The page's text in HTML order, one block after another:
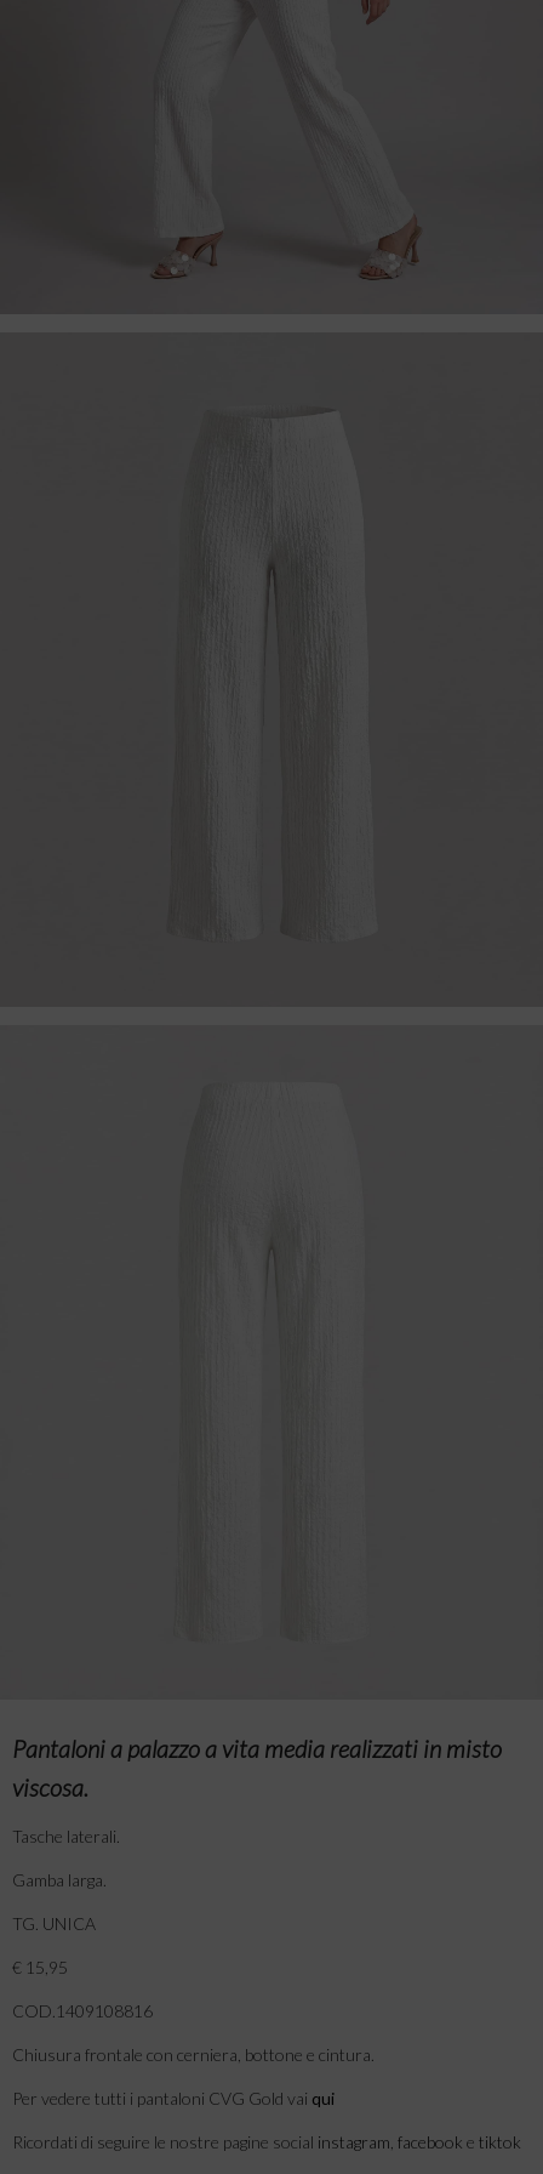
Pantaloni a palazzo a vita media realizzati in misto
viscosa.
Tasche laterali.
Gamba larga.
TG. UNICA
€ 15,95
COD.1409108816
Chiusura frontale con cerniera, bottone e cintura.
Per vedere tutti i pantaloni CVG Gold vai qui
Ricordati di seguire le nostre pagine social instagram facebook e tiktok